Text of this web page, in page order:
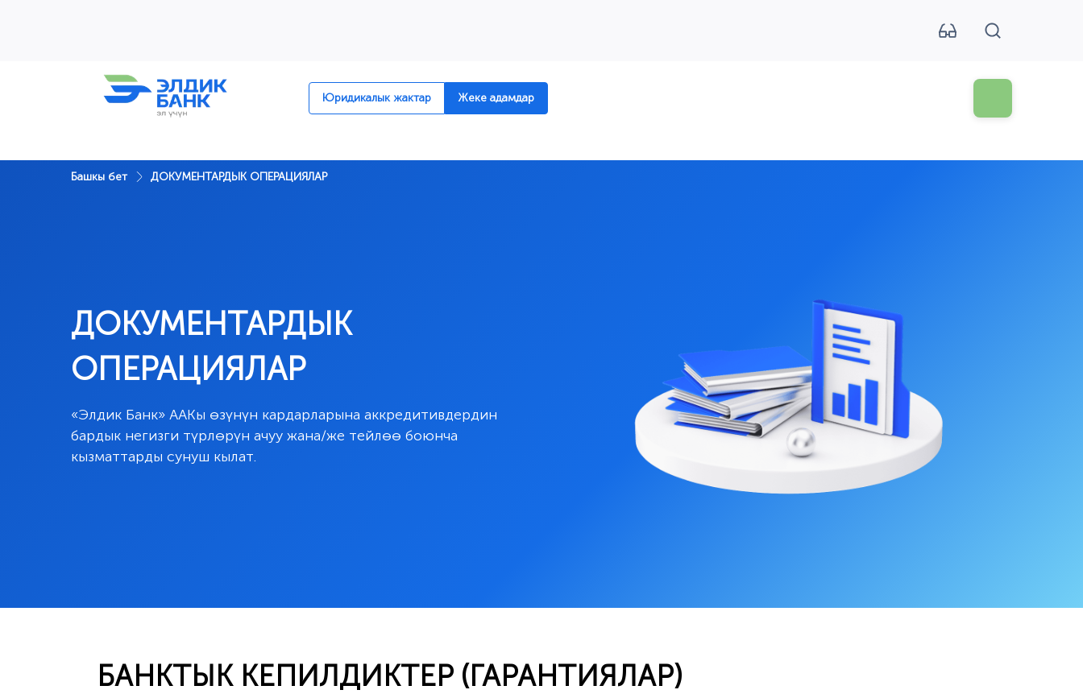
Юридикалык жактар Жеке адамдар
Башкы бет ДОКУМЕНТАРДЫК ОПЕРАЦИЯЛАР
ДОКУМЕНТАРДЫК
ОПЕРАЦИЯЛАР
«Элдик Банк» ААКы өзүнүн кардарларына аккредитивдердин
бардык негизги түрлөрүн ачуу жана/же тейлөө боюнча
кызматтарды сунуш кылат.
БАНКТЫК КЕПИЛДИКТЕР (ГАРАНТИЯЛАР)